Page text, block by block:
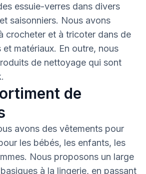
essuie-verres dans divers
saisonniers. Nous avons
crocheter et à tricoter dans de
matériaux. En outre, nous
de nettoyage qui sont
de
avons des vêtements pour
les bébés, les enfants, les
Nous proposons un large
à la lingerie, en passant